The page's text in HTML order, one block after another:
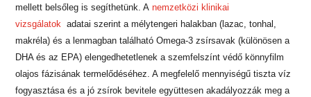
mellett belsőleg is segíthetünk. A nemzetközi klinikai
vizsgálatok adatai szerint a mélytengeri halakban (lazac, tonhal,
makréla) és a lenmagban található Omega-3 zsírsavak (különösen a
DHA és az EPA) elengedhetetlenek a szemfelszínt védő könnyfilm
olajos fázisának termelődéséhez. A megfelelő mennyiségű tiszta víz
fogyasztása és a jó zsírok bevitele együttesen akadályozzák meg a